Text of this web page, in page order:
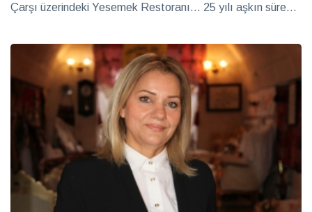
Çarşı üzerindeki Yesemek Restoranı… 25 yılı aşkın süredir
restoran açma fikrinin tamamen sosyal sorumluluk olduğu
bilinciyle hareket ediyor ve bu mekânı hayata geçiriyor.